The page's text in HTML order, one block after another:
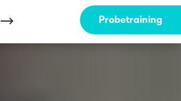
Probetraining